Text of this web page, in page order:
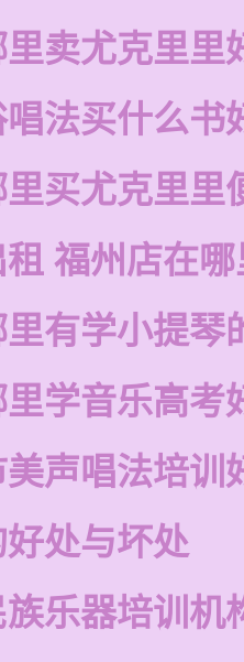
卖尤克里里
法买什么书
买尤克里里
福州店在
有学小提琴
学音乐高考
声唱法培训
处与坏处
乐器培训机